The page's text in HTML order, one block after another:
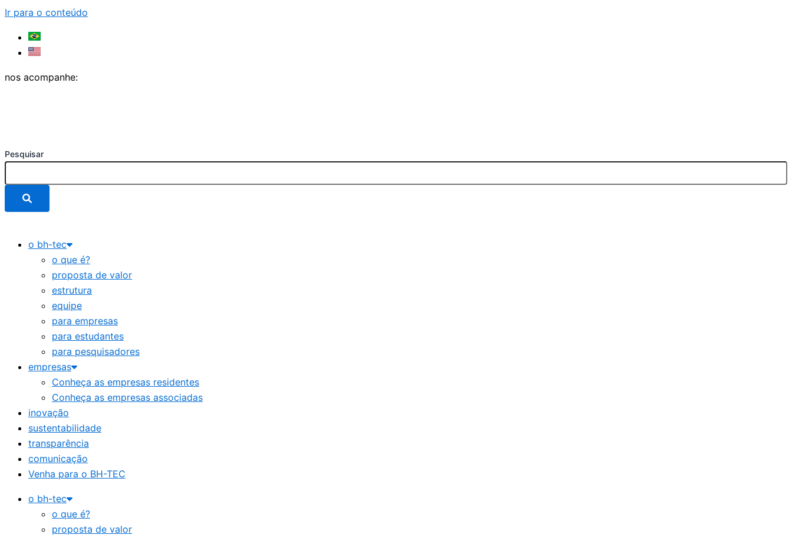
Ir para o conteúdo
nos acompanhe:
Pesquisar
o bh-tec
o que é?
proposta de valor
estrutura
equipe
para empresas
para estudantes
para pesquisadores
empresas
Conheça as empresas residentes
Conheça as empresas associadas
inovação
sustentabilidade
transparência
comunicação
Venha para o BH-TEC
o bh-tec
o que é?
proposta de valor